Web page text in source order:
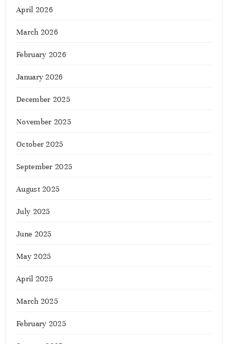
April 2026
March 2026
February 2026
January 2026
December 2025
November 2025
October 2025
September 2025
August 2025
July 2025
June 2025
May 2025
April 2025
March 2025
February 2025